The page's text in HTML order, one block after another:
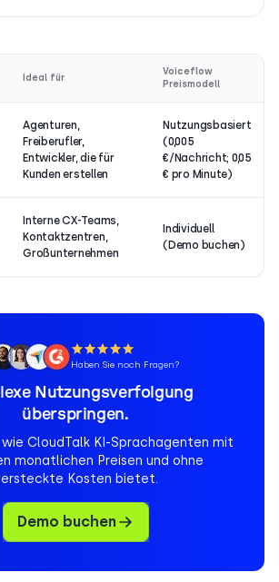
Ideal für
Voiceflow
Preismodell
Agenturen,
Freiberufler,
Entwickler, die für
Kunden erstellen
Nutzungsbasiert
(0,005
€/Nachricht; 0,05
€ pro Minute)
Interne CX-Teams,
Kontaktzentren,
Großunternehmen
Individuell
(Demo buchen)
Haben Sie noch Fragen?
Nutzungsverfolgung
überspringen.
wie CloudTalk KI-Sprachagenten mit
monatlichen Preisen und ohne
Kosten bietet.
Demo buchen